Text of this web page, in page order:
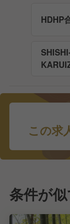
HDHP
この求
条件が